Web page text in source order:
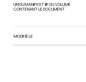
URI DU MANIFEST IIIF DU VOLUME
CONTENANT LE DOCUMENT
MODIFIÉ LE